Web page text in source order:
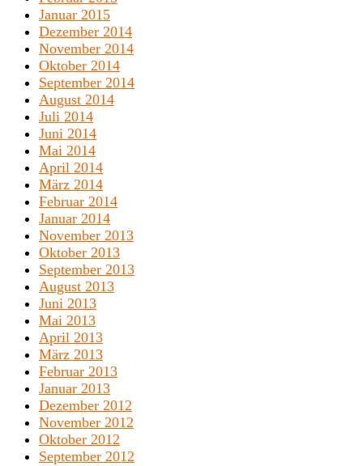
Januar 2015
Dezember 2014
November 2014
Oktober 2014
September 2014
August 2014
Juli 2014
Juni 2014
Mai 2014
April 2014
März 2014
Februar 2014
Januar 2014
November 2013
Oktober 2013
September 2013
August 2013
Juni 2013
Mai 2013
April 2013
März 2013
Februar 2013
Januar 2013
Dezember 2012
November 2012
Oktober 2012
September 2012